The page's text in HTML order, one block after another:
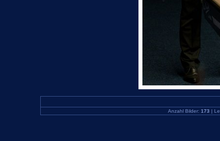
Anzahl Bilder: 173 |